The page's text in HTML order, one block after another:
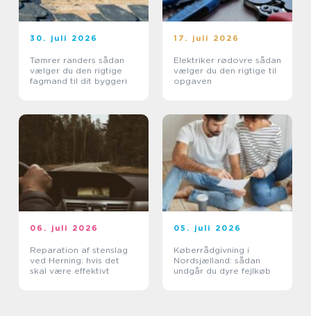
30. juli 2026
Tømrer randers sådan
vælger du den rigtige
fagmand til dit byggeri
17. juli 2026
Elektriker rødovre sådan
vælger du den rigtige til
opgaven
06. juli 2026
Reparation af stenslag
ved Herning: hvis det
skal være effektivt
05. juli 2026
Køberrådgivning i
Nordsjælland: sådan
undgår du dyre fejlkøb